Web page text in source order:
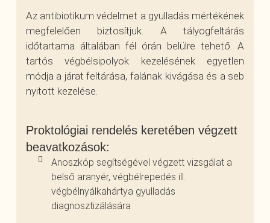
Az antibiotikum védelmet a gyulladás mértékének
megfelelően biztosítjuk. A tályogfeltárás
időtartama általában fél órán belülre tehető. A
tartós végbélsipolyok kezelésének egyetlen
módja a járat feltárása, falának kivágása és a seb
nyitott kezelése.
Proktológiai rendelés keretében végzett
beavatkozások:
Anoszkóp segítségével végzett vizsgálat a
belső aranyér, végbélrepedés ill.
végbélnyálkahártya gyulladás
diagnosztizálására